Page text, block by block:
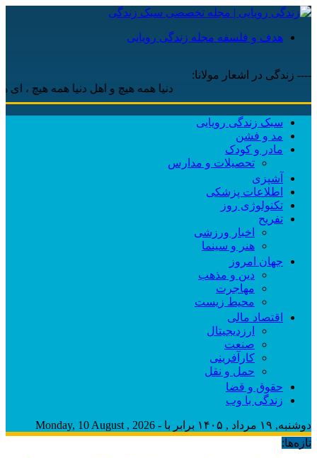
هدف و فلسفه مجله زندگی رویایی
---- زندگی در اشعار مولانا:
دنیا همه هیچ و اهل دنیا همه هیچ ، ‌ای هیچ
سبک زندگی رویایی
مد و فشن
مادر و کودک
تحصیلات و مدارس
آشپزی
اطلاعات پزشکی
تکنولوژی روز
تفریح
اخبار ورزشی
هنر و سینما
جهان امروز
دین و مذهب
مهاجرت
محیط زیست
اقتصاد مالی
ارزدیجیتال
صنعت
کارآفرینی
حمل و نقل
حقوق و قضا
زندگی با وب
دوشنبه, ۱۹ مرداد , ۱۴۰۵ برابر با - Monday, 10 August , 2026
تازه‌ها: